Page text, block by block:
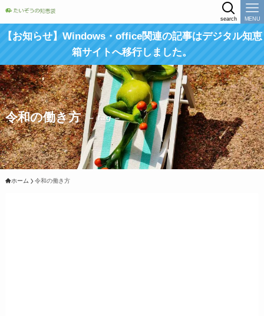
search MENU
【お知らせ】Windows・office関連の記事はデジタル知恵
箱サイトへ移行しました。
令和の働き方 – tag –
ホーム 令和の働き方